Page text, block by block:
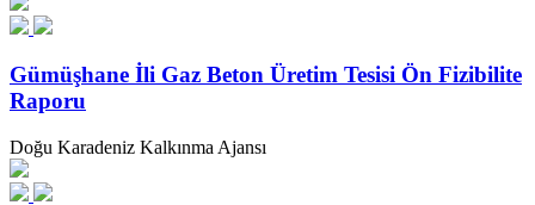
Gümüşhane İli Gaz Beton Üretim Tesisi Ön Fizibilite
Raporu
Doğu Karadeniz Kalkınma Ajansı